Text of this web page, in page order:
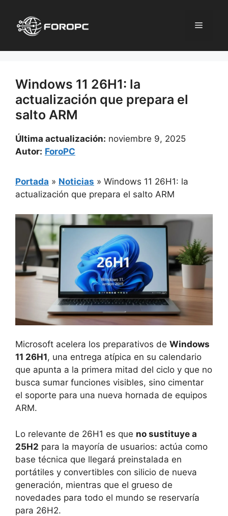
contenido
Menú
Windows 11 26H1: la
actualización que prepara el
salto ARM
Última actualización: noviembre 9, 2025
Autor: ForoPC
Portada » Noticias » Windows 11 26H1: la
actualización que prepara el salto ARM
Microsoft acelera los preparativos de Windows
11 26H1, una entrega atípica en su calendario
que apunta a la primera mitad del ciclo y que no
busca sumar funciones visibles, sino cimentar
el soporte para una nueva hornada de equipos
ARM.
Lo relevante de 26H1 es que no sustituye a
25H2 para la mayoría de usuarios: actúa como
base técnica que llegará preinstalada en
portátiles y convertibles con silicio de nueva
generación, mientras que el grueso de
novedades para todo el mundo se reservaría
para 26H2.